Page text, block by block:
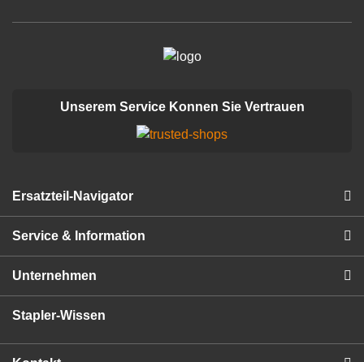
Unserem Service Konnen Sie Vertrauen
Ersatzteil-Navigator
Service & Information
Unternehmen
Stapler-Wissen